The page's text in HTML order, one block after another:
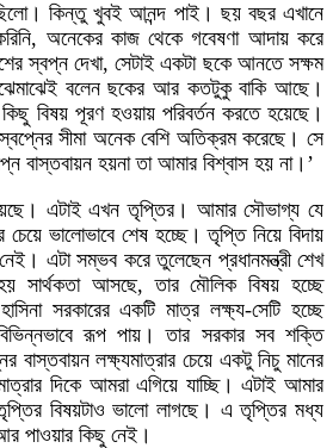
কিন্তু খুবই আনন্দ পাই। ছয় বছর এখানে
অনেকের কাজ থেকে গবেষণা আদায় করে
স্বপ্ন দেখা, সেটাই একটা ছকে আনতে সক্ষম
বলেন ছকের আর কতটুকু বাকি আছে।
বিষয় পূরণ হওয়ায় পরিবর্তন করতে হয়েছে।
সীমা অনেক বেশি অতিক্রম করেছে। সে
বাস্তবায়ন হয়না তা আমার বিশ্বাস হয় না।’
এটাই এখন তৃপ্তির। আমার সৌভাগ্য যে
ভালোভাবে শেষ হচ্ছে। তৃপ্তি নিয়ে বিদায়
এটা সম্ভব করে তুলেছেন প্রধানমন্ত্রী শেখ
সার্থকতা আসছে, তার মৌলিক বিষয় হচ্ছে
সরকারের একটি মাত্র লক্ষ্য-সেটি হচ্ছে
রূপ পায়। তার সরকার সব শক্তি
বাস্তবায়ন লক্ষ্যমাত্রার চেয়ে একটু নিচু মানের
দিকে আমরা এগিয়ে যাচ্ছি। এটাই আমার
বিষয়টাও ভালো লাগছে। এ তৃপ্তির মধ্য
পাওয়ার কিছু নেই।